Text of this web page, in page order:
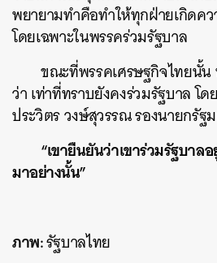
พยายามทำคือทำให้ทุกฝ่ายเกิดค
โดยเฉพาะในพรรคร่วมรัฐบาล
ขณะที่พรรคเศรษฐกิจไทยนั้น
ว่า เท่าที่ทราบยังคงร่วมรัฐบาล โ
ประวิตร วงษ์สุวรรณ รองนายกรัฐ
“เขายืนยันว่าเขาร่วมรัฐบา
มาอย่างนั้น”
ภาพ:รัฐบาลไทย
ค้นหา
SHARE TWEET